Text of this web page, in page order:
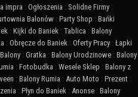
impra : Ogłoszenia : Solidne Firmy :
Balonów : Party Shop : Bańki
: Kijki do Baniek : Tablica : Balony
: Obręcze do Baniek : Oferty Pracy : Łapki
Balony : Gratka : Balony Urodzinowe : Balony
: Fotobudka : Wesele Sklep : Balony z
: Balony Rumia : Auto Moto : Prezent :
: Płyn do Baniek : Anonse : Balony